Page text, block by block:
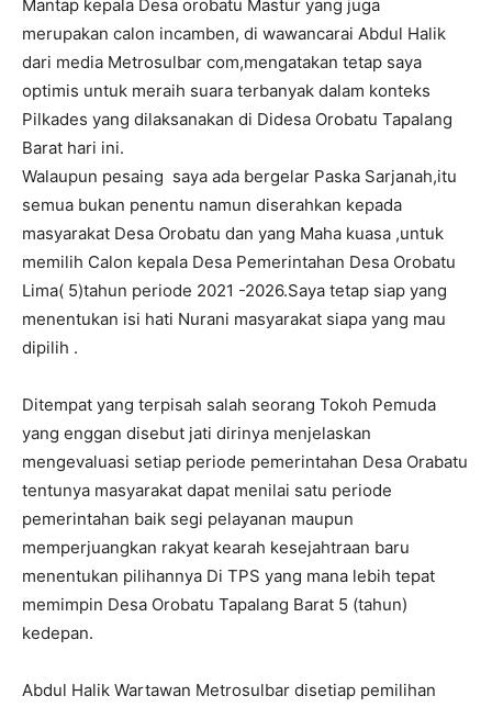
Mantap kepala Desa orobatu Mastur yang juga
merupakan calon incamben, di wawancarai Abdul Halik
dari media Metrosulbar com,mengatakan tetap saya
optimis untuk meraih suara terbanyak dalam konteks
Pilkades yang dilaksanakan di Didesa Orobatu Tapalang
Barat hari ini.
Walaupun pesaing saya ada bergelar Paska Sarjanah,itu
semua bukan penentu namun diserahkan kepada
masyarakat Desa Orobatu dan yang Maha kuasa ,untuk
memilih Calon kepala Desa Pemerintahan Desa Orobatu
Lima( 5)tahun periode 2021 -2026.Saya tetap siap yang
menentukan isi hati Nurani masyarakat siapa yang mau
dipilih .
Ditempat yang terpisah salah seorang Tokoh Pemuda
yang enggan disebut jati dirinya menjelaskan
mengevaluasi setiap periode pemerintahan Desa Orabatu
tentunya masyarakat dapat menilai satu periode
pemerintahan baik segi pelayanan maupun
memperjuangkan rakyat kearah kesejahtraan baru
menentukan pilihannya Di TPS yang mana lebih tepat
memimpin Desa Orobatu Tapalang Barat 5 (tahun)
kedepan.
Abdul Halik Wartawan Metrosulbar disetiap pemilihan